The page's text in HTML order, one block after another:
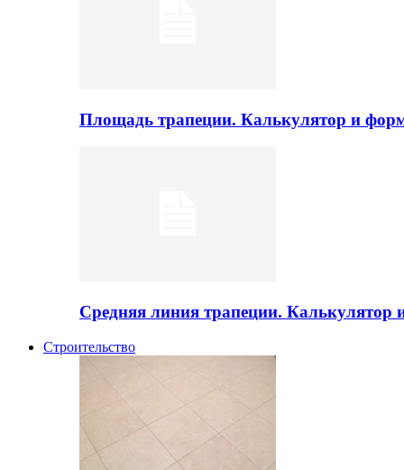
Площадь трапеции. Калькулятор и
Средняя линия трапеции.
Строительство